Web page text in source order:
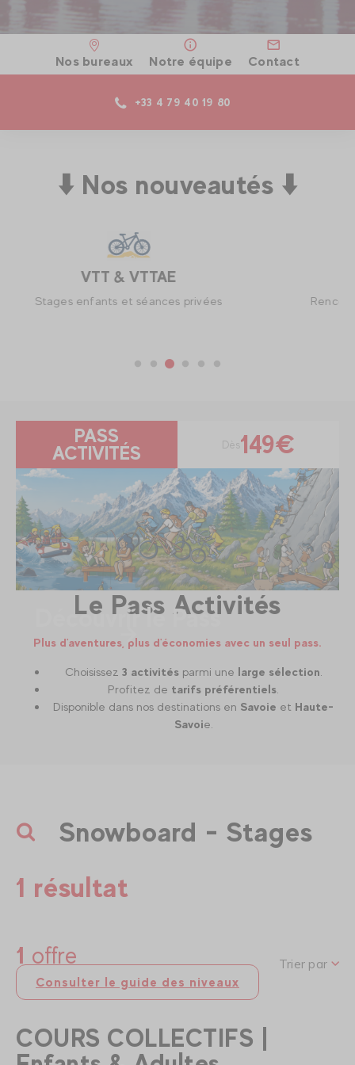
Nos bureaux Notre équipe Contact
+33 4 79 40 19 80
⬇️ Nos nouveautés ⬇️
Randonnée Saveurs d'Alpage
Rencontre d'un éleveur et dégustation de Beaufort.
Le Pass Activités
Plus d'aventures, plus d'économies avec un seul pass.
Choisissez 3 activitésparmi une large sélection
Profitez de tarifs préférentiels
Disponible dans nos destinations en Savoie et Haute-
Savoie.
PASS
ACTIVITÉS
Dès149€
Découvrir le Pass
Snowboard - Stages
1 résultat
1 offre
Consulter le guide des niveaux
Trier par
COURS COLLECTIFS |